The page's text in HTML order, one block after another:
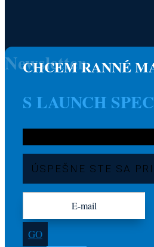
CHCEM RANNÉ
S LAUNCH
Newsletter
ÚSPEŠNE STE SA
GO